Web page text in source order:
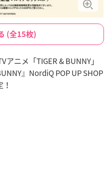
(全15枚)
アニメ「TIGER & BUNNY」
』NordiQ POP UP SHOP